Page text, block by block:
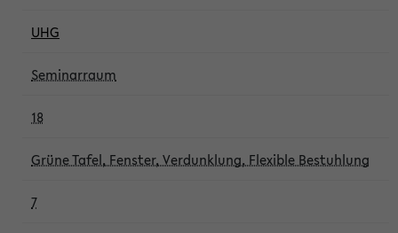
UHG
Seminarraum
18
Grüne Tafel, Fenster, Verdunklung, Flexible Bestuhlung
7